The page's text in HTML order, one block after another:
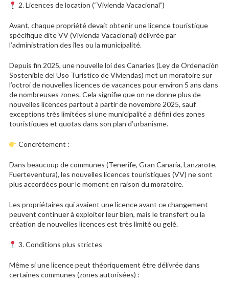
2. Licences de location (“Vivienda Vacacional”)
Avant, chaque propriété devait obtenir une licence touristique
spécifique dite VV (Vivienda Vacacional) délivrée par
l’administration des îles ou la municipalité.
Depuis fin 2025, une nouvelle loi des Canaries (Ley de Ordenación
Sostenible del Uso Turístico de Viviendas) met un moratoire sur
l’octroi de nouvelles licences de vacances pour environ 5 ans dans
de nombreuses zones. Cela signifie que on ne donne plus de
nouvelles licences partout à partir de novembre 2025, sauf
exceptions très limitées si une municipalité a défini des zones
touristiques et quotas dans son plan d’urbanisme.
Concrètement :
Dans beaucoup de communes (Tenerife, Gran Canaria, Lanzarote,
Fuerteventura), les nouvelles licences touristiques (VV) ne sont
plus accordées pour le moment en raison du moratoire.
Les propriétaires qui avaient une licence avant ce changement
peuvent continuer à exploiter leur bien, mais le transfert ou la
création de nouvelles licences est très limité ou gelé.
3. Conditions plus strictes
Même si une licence peut théoriquement être délivrée dans
certaines communes (zones autorisées) :